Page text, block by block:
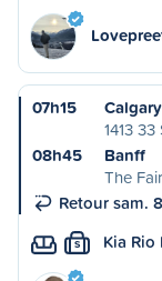
07h15
Calgary
1413
08h45
Banff
The
Retour sam.
S Kia Rio